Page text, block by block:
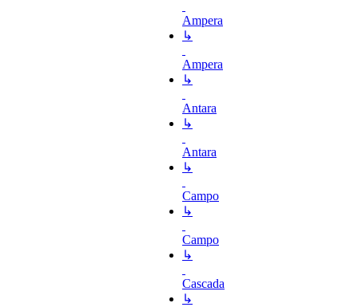
Ampera
↳
Ampera
↳
Antara
↳
Antara
↳
Campo
↳
Campo
↳
Cascada
↳